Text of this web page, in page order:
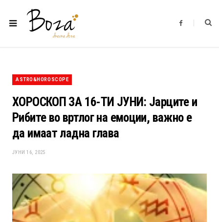
F
b
ASTRO&HOROSCOPE
ХОРОСКОП ЗА 16-ТИ ЈУНИ: Јарците и
Рибите во вртлог на емоции, важно е
да имаат ладна глава
ЈУНИ 16, 2025